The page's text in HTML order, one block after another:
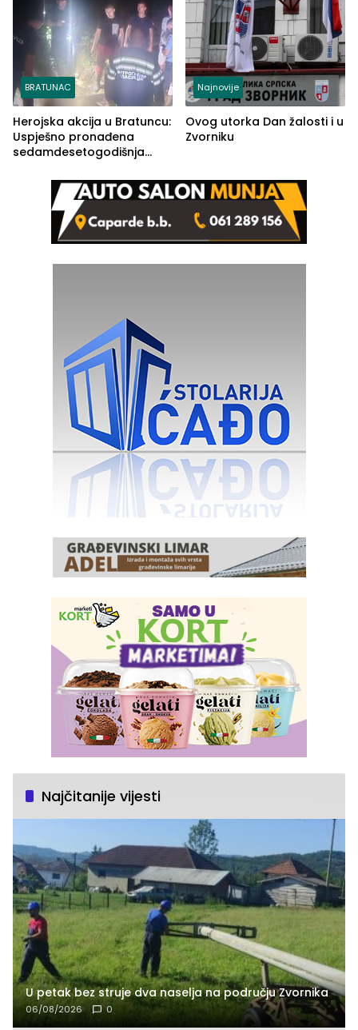
BRATUNAC
Herojska akcija u Bratuncu:
Uspješno pronađena
sedamdesetogodišnja
Kravice.
Najnovije
Ovog utorka Dan žalosti i u
Zvorniku
Najčitanije vijesti
U petak bez struje dva naselja na području Zvornika
06/08/2026 0